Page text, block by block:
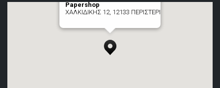
Papershop
ΧΑΛΚΙΔΙΚΗΣ 12, 12133 ΠΕΡΙΣΤΕΡΙ